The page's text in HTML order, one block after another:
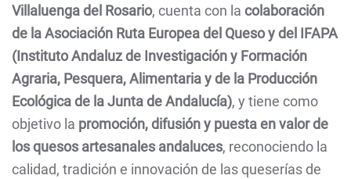
Villaluenga del Rosario, cuenta con la colaboración
de la Asociación Ruta Europea del Queso y del IFAPA
(Instituto Andaluz de Investigación y Formación
Agraria, Pesquera, Alimentaria y de la Producción
Ecológica de la Junta de Andalucía), y tiene como
objetivo la promoción, difusión y puesta en valor de
los quesos artesanales andaluces, reconociendo la
calidad, tradición e innovación de las queserías de